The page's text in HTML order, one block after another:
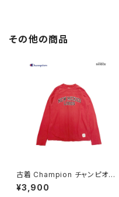
その他の商品
古着 Champion チャンピオン
NEW MEXICO LOBOS プリン
ト カットソー 長袖 Ｔシャツ 赤 (t
¥3,900